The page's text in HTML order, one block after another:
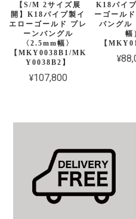
【S/M 2サイズ展
開】K18パイプ製イ
エローゴールド プレ
ーンバングル
〈2.5mm幅〉
【MKY0038B1/MK
Y0038B2】
¥107,800
K18パイ
ーゴール
バングル
幅
【